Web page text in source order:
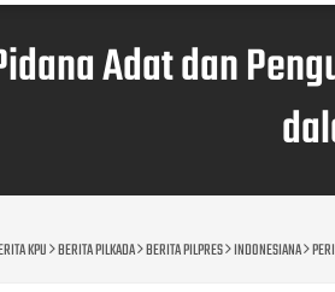
Adat dan
KPU BERITA PILKADA BERITA PILPRES INDONESIANA